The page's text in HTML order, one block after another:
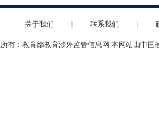
关于我们 联系我们
有：教育部教育涉外监管信息网 本网站由中